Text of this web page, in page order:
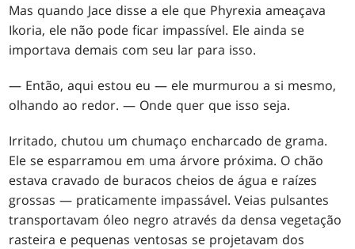
Mas quando Jace disse a ele que Phyrexia ameaçava
Ikoria, ele não pode ficar impassível. Ele ainda se
importava demais com seu lar para isso.
— Então, aqui estou eu — ele murmurou a si mesmo,
olhando ao redor. — Onde quer que isso seja.
Irritado, chutou um chumaço encharcado de grama.
Ele se esparramou em uma árvore próxima. O chão
estava cravado de buracos cheios de água e raízes
grossas — praticamente impassável. Veias pulsantes
transportavam óleo negro através da densa vegetação
rasteira e pequenas ventosas se projetavam dos